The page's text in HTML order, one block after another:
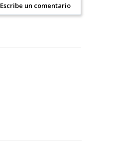
Escribe un comentario